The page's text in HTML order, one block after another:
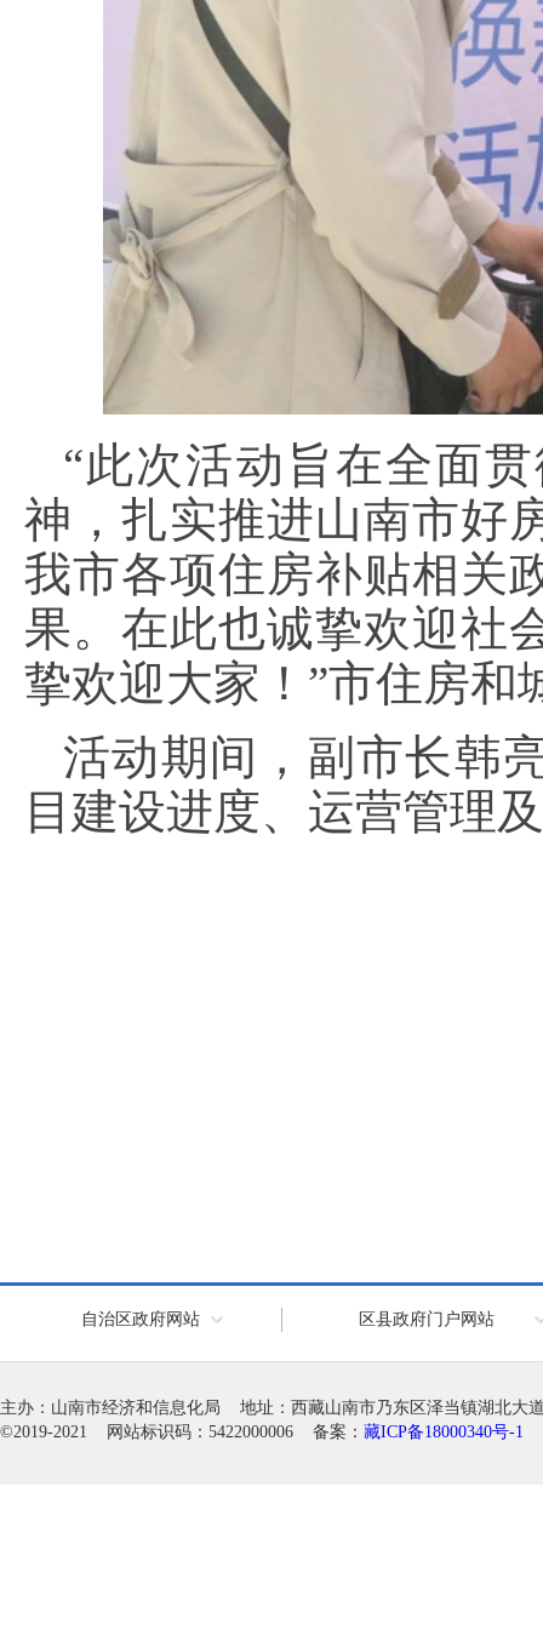
“此次活动旨在全面
神，扎实推进山南市好
我市各项住房补贴相关
果。在此也诚挚欢迎社
挚欢迎大家！”市住房和
活动期间，副市长韩
目建设进度、运营管理
自治区政府网站 区县政府门户网站
主办：山南市经济和信息化局 地址：西藏山南市乃东区泽当镇湖北大
©2019-2021 网站标识码：5422000006 备案： 藏ICP备18000340号-1